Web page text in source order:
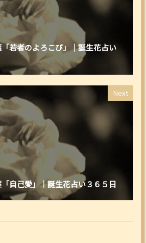
若者のよろこび」｜誕生花占い
Next
自己愛」｜誕生花占い３６５日